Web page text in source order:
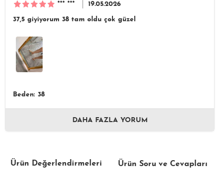
*** *** 19.05.2026
37,5 giyiyorum 38 tam oldu çok güzel
Beden: 38
DAHA FAZLA YORUM
Ürün Değerlendirmeleri Ürün Soru ve Cevapları